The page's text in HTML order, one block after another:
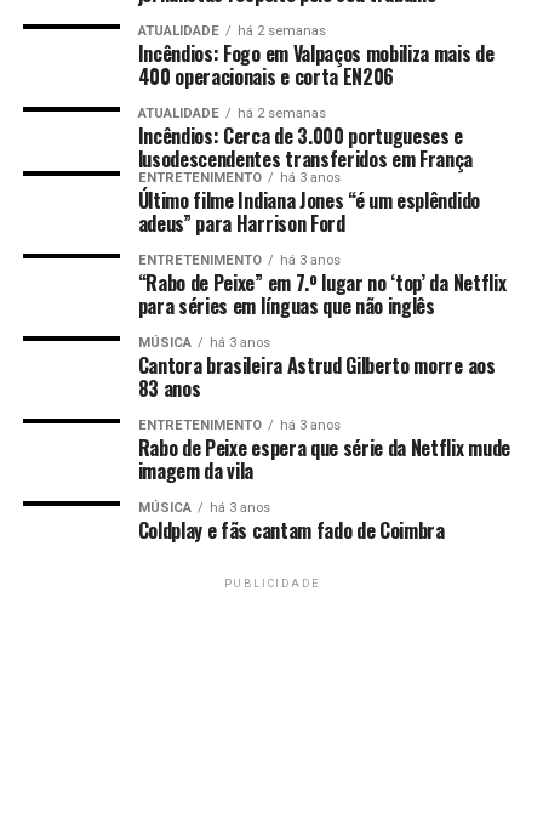
ATUALIDADE há 2 semanas
Incêndios: Fogo em Valpaços mobiliza mais de
400 operacionais e corta EN206
ATUALIDADE há 2 semanas
Incêndios: Cerca de 3.000 portugueses e
lusodescendentes transferidos em França
ENTRETENIMENTO há 3 anos
Último filme Indiana Jones “é um esplêndido
adeus” para Harrison Ford
ENTRETENIMENTO há 3 anos
“Rabo de Peixe” em 7.º lugar no ‘top’ da Netflix
para séries em línguas que não inglês
MÚSICA há 3 anos
Cantora brasileira Astrud Gilberto morre aos
83 anos
ENTRETENIMENTO há 3 anos
Rabo de Peixe espera que série da Netflix mude
imagem da vila
MÚSICA há 3 anos
Coldplay e fãs cantam fado de Coimbra
PUBLICIDADE